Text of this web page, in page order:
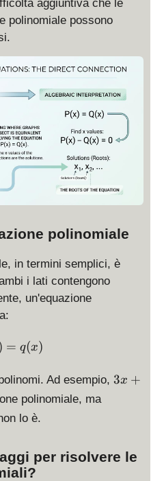
aggiuntiva che le
polinomiale possono
polinomiale
in termini semplici, è
i lati contengono
un'equazione
\displaystyle p(x) = q(x)
= q(x)
Ad esempio, 3
x
3x +
polinomiale, ma\
3
lo è.
per risolvere le